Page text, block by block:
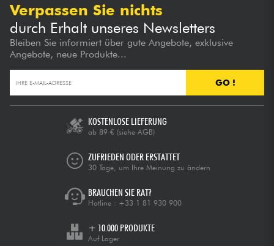
Verpassen Sie nichts
durch Erhalt unseres Newsletters
Bleiben Sie informiert über gute Angebote, exklusive
Angebote, neue Produkte...
GO !
KOSTENLOSE LIEFERUNG
ab 89 € (siehe AGB)
ZUFRIEDEN ODER ERSTATTET
30 Tage, um Ihre Meinung zu ändern
BRAUCHEN SIE RAT?
Hotline : +33 1 81 930 900
+ 10.000 PRODUKTE
Auf Lager